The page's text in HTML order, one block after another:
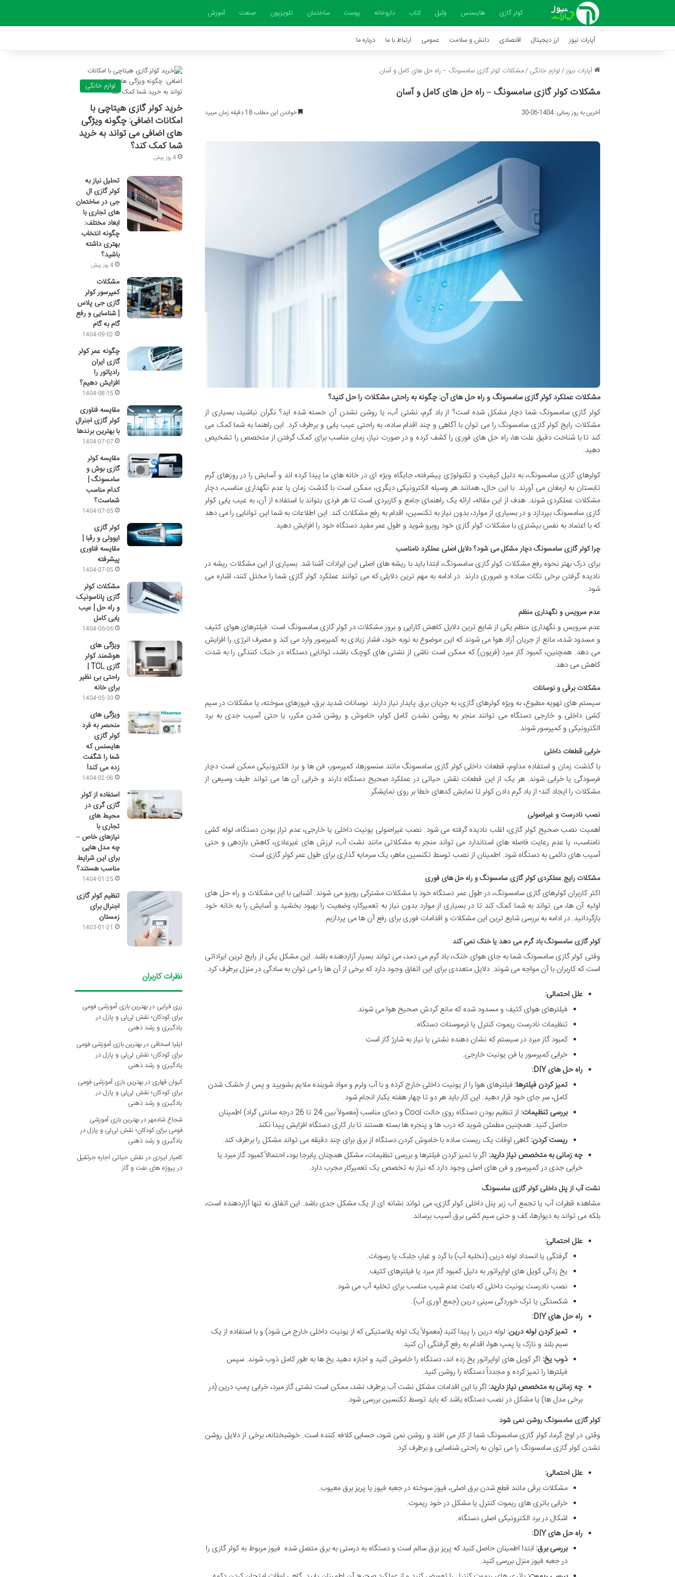
کولر گازی هایسنس وکیل کتاب داروخانه پوست ساختمان تلویزیون صنعت آموزش
آپارات نیوز ارز دیجیتال اقتصادی دانش و سلامت عمومی ارتباط با ما درباره ما
آپارات نیوز/لوازم خانگی /مشکلات کولر گازی سامسونگ – راه حل های کامل و آسان
مشکلات کولر گازی سامسونگ – راه حل های کامل و آسان
آخرین به روز رسانی: 1404-06-30 خواندن این مطلب 18 دقیقه زمان میبرد
مشکلات عملکرد کولر گازی سامسونگ و راه حل های آن: چگونه به راحتی مشکلات را حل کنید؟
کولر گازی سامسونگ شما دچار مشکل شده است؟ از باد گرم، نشتی آب، یا روشن نشدن آن خسته شده اید؟ نگران نباشید، بسیاری از
مشکلات رایج کولر گازی سامسونگ را می توان با آگاهی و چند اقدام ساده، به راحتی عیب یابی و برطرف کرد. این راهنما به شما کمک می
کند تا با شناخت دقیق علت ها، راه حل های فوری را کشف کرده و در صورت نیاز، زمان مناسب برای کمک گرفتن از متخصص را تشخیص
دهید.
کولرهای گازی سامسونگ، به دلیل کیفیت و تکنولوژی پیشرفته، جایگاه ویژه ای در خانه های ما پیدا کرده اند و آسایش را در روزهای گرم
تابستان به ارمغان می آورند. با این حال، همانند هر وسیله الکترونیکی دیگری، ممکن است با گذشت زمان یا عدم نگهداری مناسب، دچار
مشکلات عملکردی شوند. هدف از این مقاله، ارائه یک راهنمای جامع و کاربردی است تا هر فردی بتواند با استفاده از آن، به عیب یابی کولر
گازی سامسونگ بپردازد و در بسیاری از موارد، بدون نیاز به تکنسین، اقدام به رفع مشکلات کند. این اطلاعات به شما این توانایی را می دهد
که با اعتماد به نفس بیشتری با مشکلات کولر گازی خود روبرو شوید و طول عمر مفید دستگاه خود را افزایش دهید.
چرا کولر گازی سامسونگ دچار مشکل می شود؟ دلایل اصلی عملکرد نامناسب
برای درک بهتر نحوه رفع مشکلات کولر گازی سامسونگ، ابتدا باید با ریشه های اصلی این ایرادات آشنا شد. بسیاری از این مشکلات ریشه در
نادیده گرفتن برخی نکات ساده و ضروری دارند. در ادامه به مهم ترین دلایلی که می توانند عملکرد کولر گازی شما را مختل کنند، اشاره می
شود.
عدم سرویس و نگهداری منظم
عدم سرویس و نگهداری منظم یکی از شایع ترین دلایل کاهش کارایی و بروز مشکلات در کولر گازی سامسونگ است. فیلترهای هوای کثیف
و مسدود شده، مانع از جریان آزاد هوا می شوند که این موضوع به نوبه خود، فشار زیادی به کمپرسور وارد می کند و مصرف انرژی را افزایش
می دهد. همچنین، کمبود گاز مبرد (فریون) که ممکن است ناشی از نشتی های کوچک باشد، توانایی دستگاه در خنک کنندگی را به شدت
کاهش می دهد.
مشکلات برقی و نوسانات
سیستم های تهویه مطبوع، به ویژه کولرهای گازی، به جریان برق پایدار نیاز دارند. نوسانات شدید برق، فیوزهای سوخته، یا مشکلات در سیم
کشی داخلی و خارجی دستگاه می توانند منجر به روشن نشدن کامل کولر، خاموش و روشن شدن مکرر، یا حتی آسیب جدی به برد
الکترونیکی و کمپرسور شوند.
خرابی قطعات داخلی
با گذشت زمان و استفاده مداوم، قطعات داخلی کولر گازی سامسونگ مانند سنسورها، کمپرسور، فن ها و برد الکترونیکی ممکن است دچار
فرسودگی یا خرابی شوند. هر یک از این قطعات نقش حیاتی در عملکرد صحیح دستگاه دارند و خرابی آن ها می تواند طیف وسیعی از
مشکلات را ایجاد کند؛ از باد گرم دادن کولر تا نمایش کدهای خطا بر روی نمایشگر.
نصب نادرست و غیراصولی
اهمیت نصب صحیح کولر گازی، اغلب نادیده گرفته می شود. نصب غیراصولی یونیت داخلی یا خارجی، عدم تراز بودن دستگاه، لوله کشی
نامناسب، یا عدم رعایت فاصله های استاندارد می تواند منجر به مشکلاتی مانند نشت آب، لرزش های غیرعادی، کاهش بازدهی و حتی
آسیب های دائمی به دستگاه شود. اطمینان از نصب توسط تکنسین ماهر، یک سرمایه گذاری برای طول عمر کولر گازی است.
مشکلات رایج عملکردی کولر گازی سامسونگ و راه حل های فوری
اکثر کاربران کولرهای گازی سامسونگ، در طول عمر دستگاه خود با مشکلات مشترکی روبرو می شوند. آشنایی با این مشکلات و راه حل های
اولیه آن ها، می تواند به شما کمک کند تا در بسیاری از موارد بدون نیاز به تعمیرکار، وضعیت را بهبود بخشید و آسایش را به خانه خود
بازگردانید. در ادامه به بررسی شایع ترین این مشکلات و اقدامات فوری برای رفع آن ها می پردازیم.
کولر گازی سامسونگ باد گرم می دهد یا خنک نمی کند
وقتی کولر گازی سامسونگ شما به جای هوای خنک، باد گرم می دمد، می تواند بسیار آزاردهنده باشد. این مشکل یکی از رایج ترین ایراداتی
است که کاربران با آن مواجه می شوند. دلایل متعددی برای این اتفاق وجود دارد که برخی از آن ها را می توان به سادگی در منزل برطرف کرد.
علل احتمالی:
فیلترهای هوای کثیف و مسدود شده که مانع گردش صحیح هوا می شوند.
تنظیمات نادرست ریموت کنترل یا ترموستات دستگاه.
کمبود گاز مبرد در سیستم که نشان دهنده نشتی یا نیاز به شارژ گاز است.
خرابی کمپرسور یا فن یونیت خارجی.
راه حل های DIY:
تمیز کردن فیلترها: فیلترهای هوا را از یونیت داخلی خارج کرده و با آب ولرم و مواد شوینده ملایم بشویید و پس از خشک شدن
کامل، سر جای خود قرار دهید. این کار باید هر دو تا چهار هفته یکبار انجام شود.
بررسی تنظیمات:
از تنظیم بودن دستگاه روی حالت Cool و دمای مناسب (معمولاً بین 24 تا 26 درجه سانتی گراد) اطمینان
حاصل کنید. همچنین مطمئن شوید که درب ها و پنجره ها بسته هستند تا بار کاری دستگاه افزایش پیدا نکند.
ریست کردن:گاهی اوقات یک ریست ساده با خاموش کردن دستگاه از برق برای چند دقیقه می تواند مشکل را برطرف کند.
چه زمانی به متخصص نیاز دارید: اگر با تمیز کردن فیلترها و بررسی تنظیمات، مشکل همچنان پابرجا بود، احتمالاً کمبود گاز مبرد یا
خرابی جدی در کمپرسور و فن های اصلی وجود دارد که نیاز به تخصص یک تعمیرکار مجرب دارد.
نشت آب از پنل داخلی کولر گازی سامسونگ
مشاهده قطرات آب یا تجمع آب زیر پنل داخلی کولر گازی، می تواند نشانه ای از یک مشکل جدی باشد. این اتفاق نه تنها آزاردهنده است،
بلکه می تواند به دیوارها، کف و حتی سیم کشی برق آسیب برساند.
علل احتمالی:
گرفتگی یا انسداد لوله درین (تخلیه آب) با گرد و غبار، جلبک یا رسوبات.
یخ زدگی کویل های اواپراتور به دلیل کمبود گاز مبرد یا فیلترهای کثیف.
نصب نادرست یونیت داخلی که باعث عدم شیب مناسب برای تخلیه آب می شود.
شکستگی یا ترک خوردگی سینی درین (جمع آوری آب).
راه حل های DIY:
تمیز کردن لوله درین: لوله درین را پیدا کنید (معمولاً یک لوله پلاستیکی که از یونیت داخلی خارج می شود) و با استفاده از یک
سیم بلند و نازک یا پمپ هوا، اقدام به رفع گرفتگی آن کنید.
ذوب یخ: اگر کویل های اواپراتور یخ زده اند، دستگاه را خاموش کنید و اجازه دهید یخ ها به طور کامل ذوب شوند. سپس
فیلترها را تمیز کرده و مجدداً دستگاه را روشن کنید.
چه زمانی به متخصص نیاز دارید: اگر با این اقدامات مشکل نشت آب برطرف نشد، ممکن است نشتی گاز مبرد، خرابی پمپ درین (در
برخی مدل ها) یا مشکل در نصب دستگاه باشد که باید توسط تکنسین بررسی شود.
کولر گازی سامسونگ روشن نمی شود
وقتی در اوج گرما، کولر گازی سامسونگ شما از کار می افتد و روشن نمی شود، حسابی کلافه کننده است. خوشبختانه، برخی از دلایل روشن
نشدن کولر گازی سامسونگ را می توان به راحتی شناسایی و برطرف کرد.
علل احتمالی:
مشکلات برقی مانند قطع شدن برق اصلی، فیوز سوخته در جعبه فیوز یا پریز برق معیوب.
خرابی باتری های ریموت کنترل یا مشکل در خود ریموت.
اشکال در برد الکترونیکی اصلی دستگاه.
راه حل های DIY:
بررسی برق: ابتدا اطمینان حاصل کنید که پریز برق سالم است و دستگاه به درستی به برق متصل شده. فیوز مربوط به کولر گازی را
در جعبه فیوز منزل بررسی کنید.
لوازم خانگی
خرید کولر گازی هیتاچی با
امکانات اضافی: چگونه ویژگی
های اضافی می تواند به خرید
شما کمک کند؟
4 روز پیش
تحلیل نیاز به
کولر گازی ال
جی در ساختمان
های تجاری با
ابعاد مختلف:
چگونه انتخاب
بهتری داشته
باشید؟
4 روز پیش
مشکلات
کمپرسور کولر
گازی جی پلاس
| شناسایی و رفع
گام به گام
1404-09-02
چگونه عمر کولر
گازی ایران
رادیاتور را
افزایش دهیم؟
1404-08-15
مقایسه فناوری
کولر گازی اجنرال
با بهترین برندها
1404-07-07
مقایسه کولر
گازی بوش و
سامسونگ |
کدام مناسب
شماست؟
1404-07-05
کولر گازی
ایوولی و رقبا |
مقایسه فناوری
پیشرفته
1404-07-05
مشکلات کولر
گازی پاناسونیک
و راه حل | عیب
یابی کامل
1404-06-06
ویژگی های
هوشمند کولر
گازی TCL |
راحتی بی نظیر
برای خانه
1404-05-30
ویژگی های
منحصر به فرد
کولر گازی
هایسنس که
شما را شگفت
زده می کند!
1404-02-08
استفاده از کولر
گازی گری در
محیط های
تجاری با
نیازهای خاص –
چه مدل هایی
برای این شرایط
مناسب هستند؟
1404-01-25
تنظیم کولر گازی
اجنرال برای
زمستان
1403-01-21
نظرات کاربران
زری قرایی دربهترین بازی آموزشی فومی
برای کودکان؛ نقش لی‌لی و پازل در
یادگیری و رشد ذهنی
ایلیا اسحاقی دربهترین بازی آموزشی فومی
برای کودکان؛ نقش لی‌لی و پازل در
یادگیری و رشد ذهنی
کیوان قهاری دربهترین بازی آموزشی فومی
برای کودکان؛ نقش لی‌لی و پازل در
یادگیری و رشد ذهنی
شجاع شادمهردربهترین بازی آموزشی
فومی برای کودکان؛ نقش لی‌لی و پازل در
یادگیری و رشد ذهنی
کامیار ایزدی درنقش حیاتی اجاره جرثقیل
در پروژه های نفت و گاز